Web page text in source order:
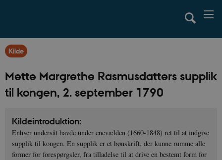
Kilde
Mette Margrethe Rasmusdatters supplik
til kongen, 2. september 1790
Kildeintroduktion:
Enhver undersåt havde under enevælden (1660-1848) ret til at indgive
supplik til kongen. En supplik er et bønskrift, der kunne rumme alle
former for forespørgsler, fra tilladelse til at drive en bestemt form for